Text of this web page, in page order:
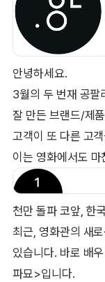
안녕하세요.
3월의 두 번재 공팔
잘 만든 브랜드/제
고객이 또 다른 고
이는 영화에서도 마
천만 돌파 코앞, 한
최근, 영화관의 새
있습니다. 바로 배
파묘>입니다.